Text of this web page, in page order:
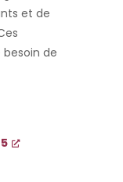
et de
de